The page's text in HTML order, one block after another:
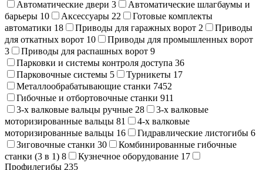
Автоматические двери 3
Автоматические шлагбаумы и
барьеры 10 Аксессуары 22
Готовые комплекты
автоматики 18 Приводы для гаражных ворот 2
Приводы
для откатных ворот 10
Приводы для промышленных ворот
3
Приводы для распашных ворот 9
Парковки и системы контроля доступа 36
Парковочные системы 5 Турникеты 17
Металлообрабатывающие станки 7452
Гибочные и отбортовочные станки 911
3-х валковые вальцы ручные 28
3-х валковые
моторизированные вальцы 81
4-х валковые
моторизированные вальцы 16 Гидравлические листогибы 6
Зиговочные станки 30
Комбинированные гибочные
станки (3 в 1) 8 Кузнечное оборудование 17
Профилегибы 235